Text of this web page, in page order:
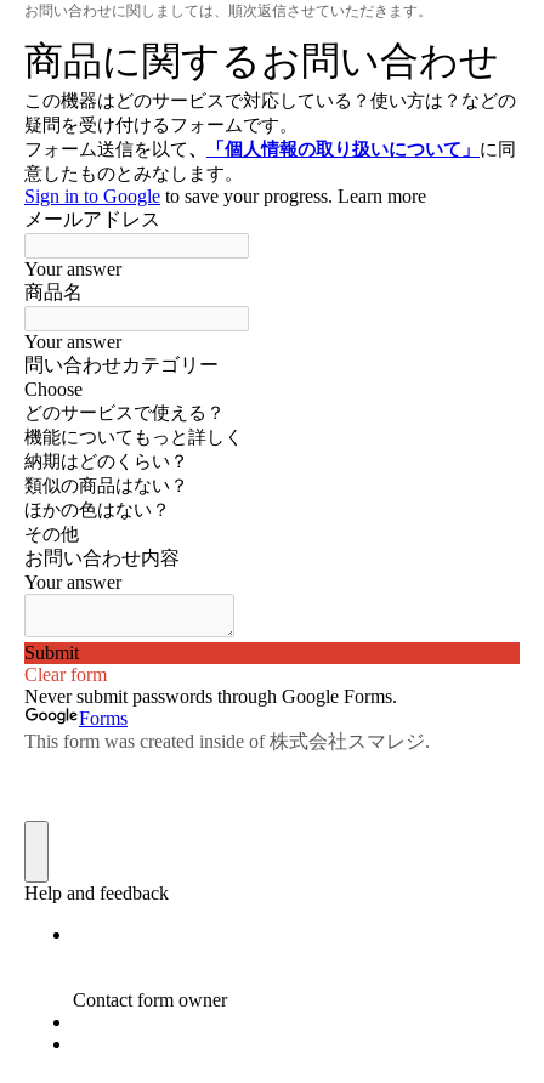
お問い合わせに関しましては、順次返信させていただきます。